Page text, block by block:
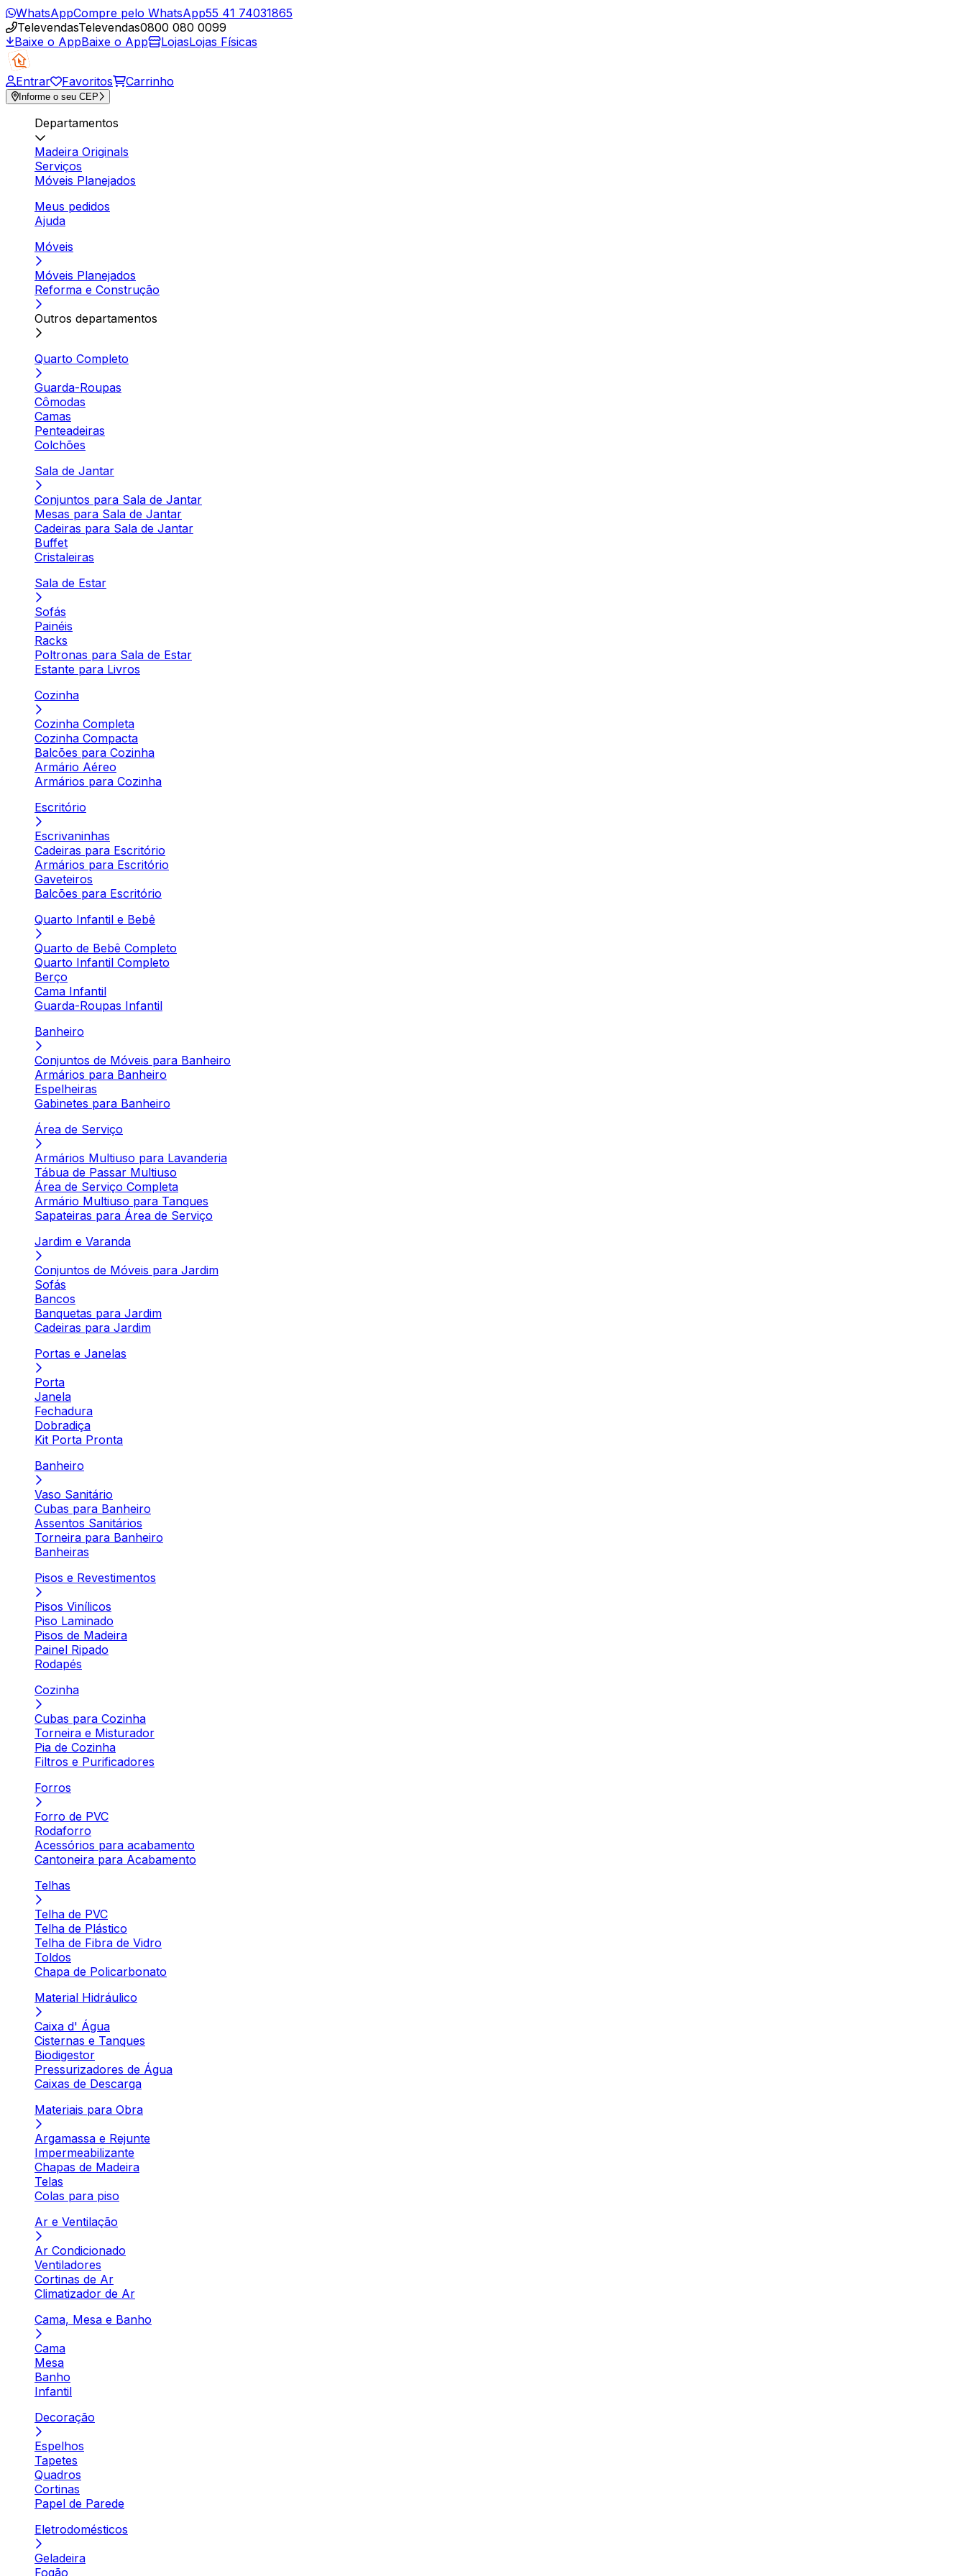
WhatsAppCompre pelo WhatsApp55 41 74031865
TelevendasTelevendas0800 080 0099
Baixe o AppBaixe o App LojasLojas Físicas
Entrar Favoritos Carrinho
Informe o seu CEP
Departamentos
Madeira Originals
Serviços
Móveis Planejados
Meus pedidos
Ajuda
Móveis
Móveis Planejados
Reforma e Construção
Outros departamentos
Quarto Completo
Guarda-Roupas
Cômodas
Camas
Penteadeiras
Colchões
Sala de Jantar
Conjuntos para Sala de Jantar
Mesas para Sala de Jantar
Cadeiras para Sala de Jantar
Buffet
Cristaleiras
Sala de Estar
Sofás
Painéis
Racks
Poltronas para Sala de Estar
Estante para Livros
Cozinha
Cozinha Completa
Cozinha Compacta
Balcões para Cozinha
Armário Aéreo
Armários para Cozinha
Escritório
Escrivaninhas
Cadeiras para Escritório
Armários para Escritório
Gaveteiros
Balcões para Escritório
Quarto Infantil e Bebê
Quarto de Bebê Completo
Quarto Infantil Completo
Berço
Cama Infantil
Guarda-Roupas Infantil
Banheiro
Conjuntos de Móveis para Banheiro
Armários para Banheiro
Espelheiras
Gabinetes para Banheiro
Área de Serviço
Armários Multiuso para Lavanderia
Tábua de Passar Multiuso
Área de Serviço Completa
Armário Multiuso para Tanques
Sapateiras para Área de Serviço
Jardim e Varanda
Conjuntos de Móveis para Jardim
Sofás
Bancos
Banquetas para Jardim
Cadeiras para Jardim
Portas e Janelas
Porta
Janela
Fechadura
Dobradiça
Kit Porta Pronta
Banheiro
Vaso Sanitário
Cubas para Banheiro
Assentos Sanitários
Torneira para Banheiro
Banheiras
Pisos e Revestimentos
Pisos Vinílicos
Piso Laminado
Pisos de Madeira
Painel Ripado
Rodapés
Cozinha
Cubas para Cozinha
Torneira e Misturador
Pia de Cozinha
Filtros e Purificadores
Forros
Forro de PVC
Rodaforro
Acessórios para acabamento
Cantoneira para Acabamento
Telhas
Telha de PVC
Telha de Plástico
Telha de Fibra de Vidro
Toldos
Chapa de Policarbonato
Material Hidráulico
Caixa d' Água
Cisternas e Tanques
Biodigestor
Pressurizadores de Água
Caixas de Descarga
Materiais para Obra
Argamassa e Rejunte
Impermeabilizante
Chapas de Madeira
Telas
Colas para piso
Ar e Ventilação
Ar Condicionado
Ventiladores
Cortinas de Ar
Climatizador de Ar
Cama, Mesa e Banho
Cama
Mesa
Banho
Infantil
Decoração
Espelhos
Tapetes
Quadros
Cortinas
Papel de Parede
Eletrodomésticos
Geladeira
Fogão